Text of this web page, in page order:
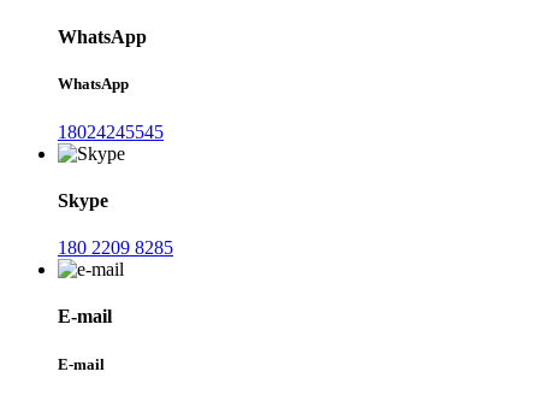
WhatsApp
WhatsApp
18024245545
Skype
180 2209 8285
E-mail
E-mail